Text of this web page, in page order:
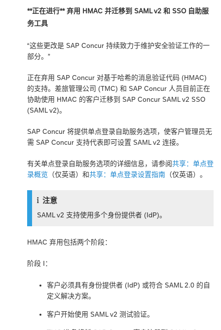
**正在进行** 弃用 HMAC 并迁移到 SAML v2 和 SSO 自助服
务工具
“这些更改是 SAP Concur 持续致力于维护安全验证工作的一
部分。”
正在弃用 SAP Concur 对基于哈希的消息验证代码 (HMAC)
的支持。差旅管理公司 (TMC) 和 SAP Concur 人员目前正在
协助使用 HMAC 的客户迁移到 SAP Concur SAML v2 SSO
(SAML v2)。
SAP Concur 将提供单点登录自助服务选项，使客户管理员无
需 SAP Concur 支持代表即可设置 SAML v2 连接。
有关单点登录自助服务选项的详细信息，请参阅共享：单点登
录概览 （仅英语）和共享：单点登录设置指南 （仅英语）。
注意
SAML v2 支持使用多个身份提供者 (IdP)。
HMAC 弃用包括两个阶段：
阶段 I：
客户必须具有身份提供者 (IdP) 或符合 SAML 2.0 的自
定义解决方案。
客户开始使用 SAML v2 测试验证。